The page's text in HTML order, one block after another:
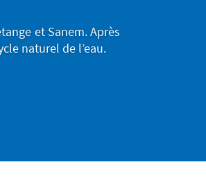
et Sanem. Après
naturel de l’eau.